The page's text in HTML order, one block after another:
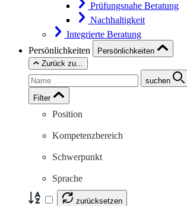
Prüfungsnahe Beratung
Nachhaltigkeit
Integrierte Beratung
Persönlichkeiten
Persönlichkeiten
Zurück zu...
suchen
Filter
Position
Kompetenzbereich
Schwerpunkt
Sprache
zurücksetzen